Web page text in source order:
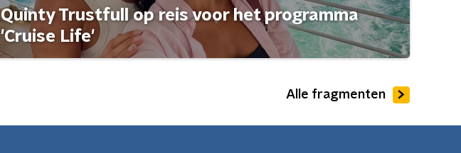
Quinty Trustfull op reis voor het programma
'Cruise Life'
Alle fragmenten